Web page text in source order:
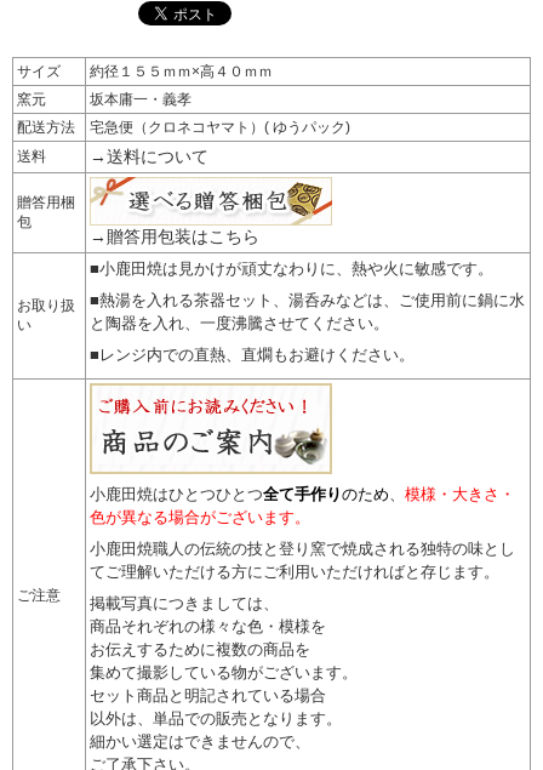
サイズ
約径１５５ｍｍ×高４０ｍｍ
窯元
坂本庸一・義孝
配送方法
宅急便（クロネコヤマト）( ゆうパック)
送料
→送料について
贈答用梱
包
→贈答用包装はこちら
お取り扱
い
■小鹿田焼は見かけが頑丈なわりに、熱や火に敏感です。
■熱湯を入れる茶器セット、湯呑みなどは、ご使用前に鍋に水
と陶器を入れ、一度沸騰させてください。
■レンジ内での直熱、直燗もお避けください。
ご注意
小鹿田焼はひとつひとつ全て手作りのため
模様・大きさ・
色が異なる場合がございます。
小鹿田焼職人の伝統の技と登り窯で焼成される独特の味とし
てご理解いただける方にご利用いただければと存じます。
掲載写真につきましては、
商品それぞれの様々な色・模様を
お伝えするために複数の商品を
集めて撮影している物がございます。
セット商品と明記されている場合
以外は、単品での販売となります。
細かい選定はできませんので
ご了承下さい。